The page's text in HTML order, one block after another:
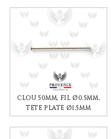
CLOU 50MM, FIL Ø0.5MM,
TÊTE PLATE Ø1.5MM